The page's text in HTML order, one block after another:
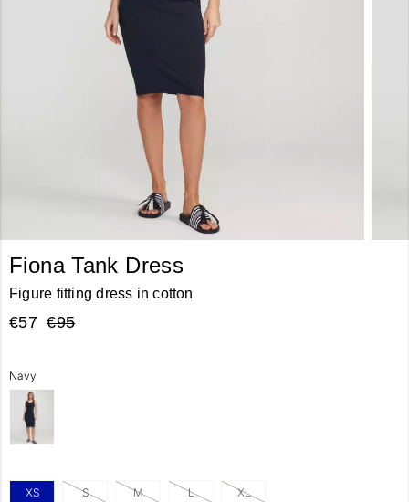
Fiona Tank Dress
Figure fitting dress in cotton
€57 €95
Navy
XS S M L XL